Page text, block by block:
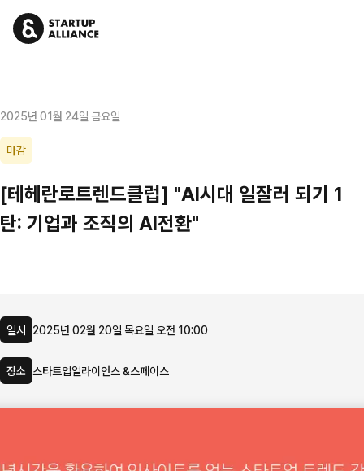
2025년 01월 24일 금요일
마감
[테헤란로트렌드클럽] "AI시대 일잘러 되기 1
탄: 기업과 조직의 AI전환"
일시 2025년 02월 20일 목요일 오전 10:00
장소 스타트업얼라이언스 &스페이스